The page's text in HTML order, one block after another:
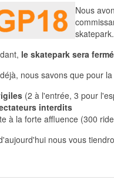
Nous
skatepark.
le skatepark sera
nous savons que pour
(2 à l'entrée, 3 pour
interdits
à la forte affluence (300
nous vous